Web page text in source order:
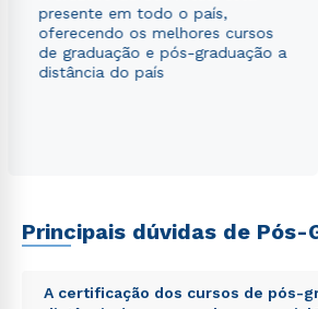
presente em todo o país,
oferecendo os melhores cursos
de graduação e pós-graduação a
distância do país
Principais dúvidas de Pós-
A certificação dos cursos de pós-